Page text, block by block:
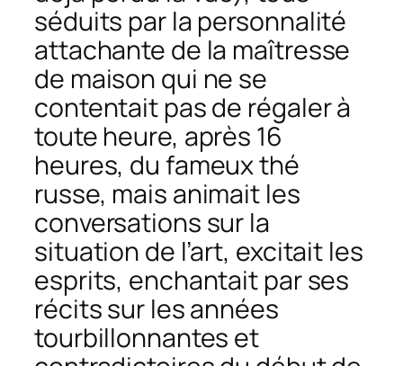
séduits par la personnalité
attachante de la maîtresse
de maison qui ne se
contentait pas de régaler à
toute heure, après 16
heures, du fameux thé
russe, mais animait les
conversations sur la
situation de l’art, excitait les
esprits, enchantait par ses
récits sur les années
tourbillonnantes et